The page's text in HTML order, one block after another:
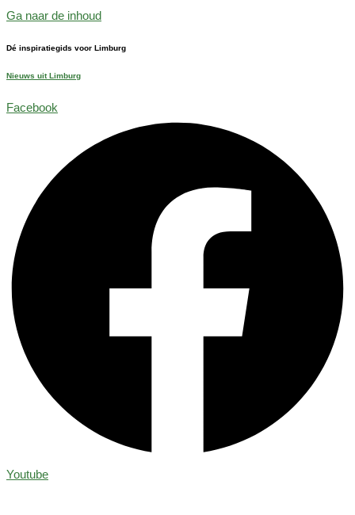
Ga naar de inhoud
Dé inspiratiegids voor Limburg
Nieuws uit Limburg
Facebook
Youtube